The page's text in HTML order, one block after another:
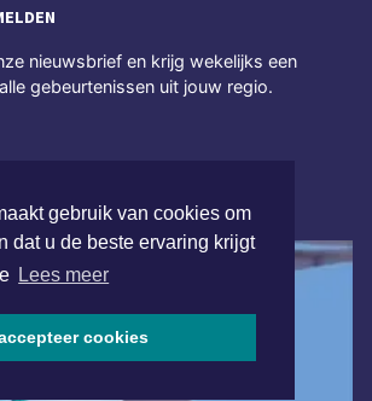
gebruik van cookies om
dat u de beste ervaring krijgt
Lees meer
cookies
nieuwsbrief en krijg wekelijks een
gebeurtenissen uit jouw regio.